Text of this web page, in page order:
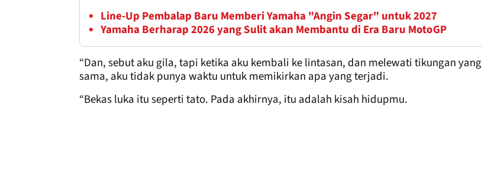
Line-Up Pembalap Baru Memberi Yamaha "Angin Segar" untuk 2027
Yamaha Berharap 2026 yang Sulit akan Membantu di Era Baru MotoGP
“Dan, sebut aku gila, tapi ketika aku kembali ke lintasan, dan melewati tikungan yang
sama, aku tidak punya waktu untuk memikirkan apa yang terjadi.
“Bekas luka itu seperti tato. Pada akhirnya, itu adalah kisah hidupmu.